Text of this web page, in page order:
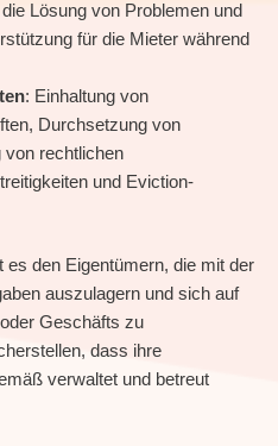
Lösung von Problemen und
für die Mieter während
: Einhaltung von
Durchsetzung von
von rechtlichen
und Eviction-
es den Eigentümern, die mit der
auszulagern und sich auf
Geschäfts zu
dass ihre
verwaltet und betreut